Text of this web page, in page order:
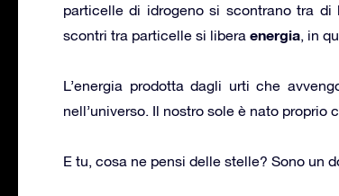
particelle di idrogeno si scontrano tra
scontri tra particelle si libera energia, in
L’energia prodotta dagli urti che
nell’universo. Il nostro sole è nato proprio
E tu, cosa ne pensi delle stelle? Sono un